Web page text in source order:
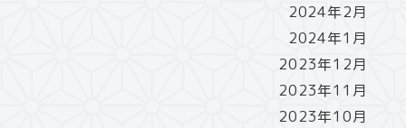
2024年2月
2024年1月
2023年12月
2023年11月
2023年10月